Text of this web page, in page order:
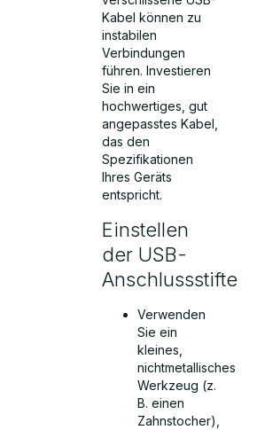
Kabel können zu
instabilen
Verbindungen
führen. Investieren
Sie in ein
hochwertiges, gut
angepasstes Kabel,
das den
Spezifikationen
Ihres Geräts
entspricht.
Einstellen
der USB-
Anschlussstifte
Verwenden
Sie ein
kleines,
nichtmetallisches
Werkzeug (z.
B. einen
Zahnstocher),